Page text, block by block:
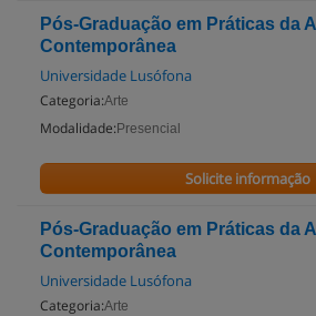
Pós-Graduação em Práticas da
Contemporânea
Universidade Lusófona
Categoria:Arte
Modalidade: Presencial
Solicite informação
Pós-Graduação em Práticas da
Contemporânea
Universidade Lusófona
Categoria:Arte